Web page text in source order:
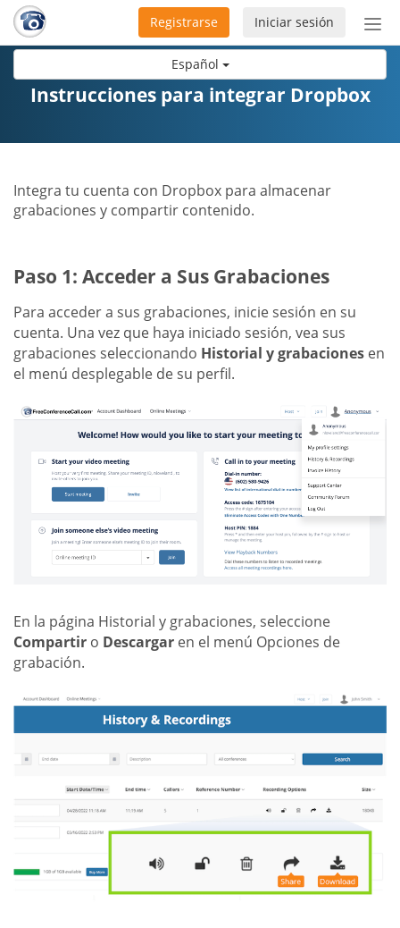
Español
de
Iniciar sesión
Registrarse
Instrucciones para integrar Dropbox
Integra tu cuenta con Dropbox para almacenar
grabaciones y compartir contenido.
Paso 1: Acceder a Sus Grabaciones
Para acceder a sus grabaciones, inicie sesión en su
cuenta. Una vez que haya iniciado sesión, vea sus
grabaciones seleccionando Historial y grabaciones en
el menú desplegable de su perfil.
En la página Historial y grabaciones, seleccione
Compartir o Descargar en el menú Opciones de
grabación.